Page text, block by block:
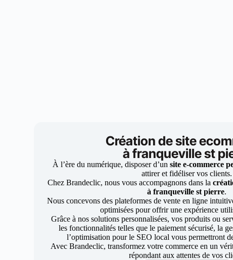
Création de site
à franqueville st
À l’ère du numérique, disposer d’un site e-commerce
attirer et fidéliser vos clients.
Chez Brandeclic, nous vous accompagnons dans la
à franqueville st pierre.
Nous concevons des plateformes de vente en ligne
optimisées pour offrir une expérience
Grâce à nos solutions personnalisées, vos produits ou
les fonctionnalités telles que le paiement sécurisé, la
l’optimisation pour le SEO local vous permettront
Avec Brandeclic, transformez votre commerce en un
répondant aux attentes de vos